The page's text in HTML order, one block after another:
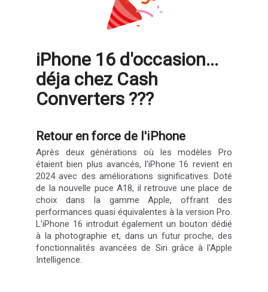
iPhone 16 d'occasion...
déja chez Cash
Converters ???
Retour en force de l'iPhone
Après deux générations où les modèles Pro
étaient bien plus avancés, l'iPhone 16 revient en
2024 avec des améliorations significatives. Doté
de la nouvelle puce A18, il retrouve une place de
choix dans la gamme Apple, offrant des
performances quasi équivalentes à la version Pro.
L'iPhone 16 introduit également un bouton dédié
à la photographie et, dans un futur proche, des
fonctionnalités avancées de Siri grâce à l'Apple
Intelligence.